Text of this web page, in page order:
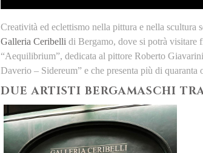
Creatività ed eclettismo nella pittura e nella scultura
Galleria Ceribelli di Bergamo, dove si potrà visitare
“Aequilibrium”, dedicata al pittore Roberto
Daverio – Sidereum” e che presenta più di
DUE ARTISTI BERGAMASCHI